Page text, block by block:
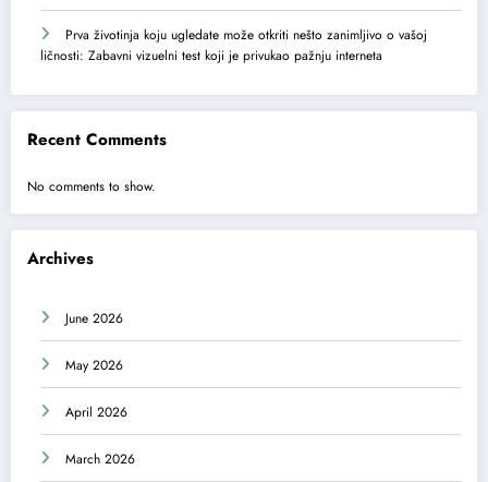
Prva životinja koju ugledate može otkriti nešto zanimljivo o vašoj
ličnosti: Zabavni vizuelni test koji je privukao pažnju interneta
Recent Comments
No comments to show.
Archives
June 2026
May 2026
April 2026
March 2026